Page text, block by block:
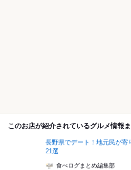
このお店が紹介されているグルメ情報
長野県でデート！地元民が寄
21選
食べログまとめ編集部